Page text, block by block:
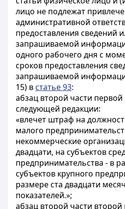
лицо не подлежат
административной
предоставления сведений
запрашиваемой
одного рабочего дня с
сроков предоставления
запрашиваемой
15) в статье 93:
абзац второй части
следующей редакции:
«влечет штраф на
малого
некоммерческие
двадцати, на субъектов
предпринимательства - в
субъектов крупного
размере ста двадцати
показателей.»;
абзац второй части